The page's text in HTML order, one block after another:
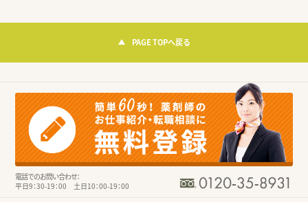
PAGE TOPへ戻る
電話でのお問い合わせ：
平日9：30-19：00 土日10：00-19：00